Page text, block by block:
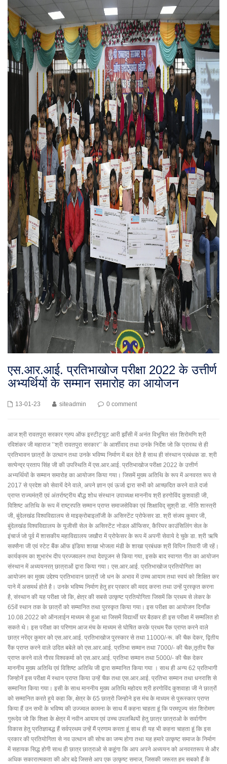
एस.आर.आई. प्रतिभाखोज परीक्षा 2022 के उत्तीर्ण
अभ्यर्थियों के सम्मान समारोह का आयोजन
13-01-23 siteadmin 0 comment
आज श्री रावतपुरा सरकार ग्रुप ऑफ इस्टीट्यूट आरी झाँसी में अनंत विभूषित संत शिरोमणि श्री
रविशंकर जी महाराज ’’श्री रावतपुरा सरकार’’ के आर्शीवाद तथा उनके निर्देश जो कि प्रारव्ध से ही
प्रतिभावन छात्रों के उत्थान तथा उनके भविष्य निर्माण में बल देते है साथ ही संस्थान प्रबंधक डा. श्री
सत्येन्द्र प्रताप सिंह जी की उपस्थिति में एस.आर.आई. प्रतिभाखोज परीक्षा 2022 के उत्तीर्ण
अभ्यर्थियों के सम्मान समारोह का आयोजन किया गया। जिसमें मुख्य अतिथि के रूप में अनवरत रूप से
2017 से प्रदेश को सेवायें देने वाले, अपने ज्ञान एवं ऊर्जा द्वारा सभी को आच्छदित करने वाले दर्जा
प्राप्त राज्यमंत्री एवं अंतर्राष्ट्रीय बौद्ध शोध संस्थान उपाध्यक्ष माननीय श्री हरगोविंद कुशवाही जी,
विशिष्ट अतिथि के रूप में राष्ट्रपति सम्मान प्राप्त समाजसेविका एवं शिक्षाविद् सुश्री डा. नीति शास्त्री
जी, बुंदेलखंड विश्वविद्यालय से माइक्रोबाइलॉजी के असिस्टेंट प्रोफेसर डा. श्री संजय कुमार जी,
बुंदेलखंड विश्वविद्यालय के यूजीसी सेल के असिस्टेंट नोडल ऑफिसर, कैरियर काउंसिलिंग सेल के
इंचार्ज जो पूर्व में शासकीय महाविद्यालय जखौरा में प्रोफेसर के रूप में अपनी सेवाये दे चुके डा. श्री ऋषि
सक्सैना जी एवं स्टेट बैंक ऑफ इंडिया शाखा भोजला मंडी के शाखा प्रबंधक श्री विपिन तिवारी जी रहें।
कार्यक्रम का शुभारंभ दीप प्रज्जवलन तथा देवपूजन से किया गया, इसके बाद स्वागत गीत का आयोजन
संस्थान में अध्ययनरत् छात्राओं द्वारा किया गया। एस.आर.आई. प्रतिभाखोज प्रतियोगिता का
आयोजन का मुख्य उद्देश्य प्रतिभावान छात्रों जो धन के अभाव में उच्च आयाम तथा स्वयं को शिक्षित कर
पाने में असमर्थ होते है। उनके भविष्य निर्माण हेतु हर प्रकार की मदद करना तथा उन्हें पुरस्कृत करना
है, संस्थान की यह परीक्षा जो कि, क्षेत्र की सबसे उत्कृष्ट प्रतियोगिता जिसमें कि प्रथम से लेकर के
65वें स्थान तक के छात्रों को सम्मानित तथा पुरस्कृत किया गया। इस परीक्षा का आयोजन दिनाँक
10.08.2022 को ऑनलाईन माध्यम से हुआ था जिसमें विद्यार्थी घर बैठकर ही इस परीक्षा में सम्मलित हो
सकते थे। इस परीक्षा का परिणाम आज मंच के माध्यम से घोषित करके प्रथम रैंक प्राप्त करने वाले
छात्र नरेंद्र कुमार को एस.आर.आई. प्रतिभाखोज पुरस्कार से तथा 11000/-रू. की चैक देकर, द्वितीय
रैंक प्राप्त करने वाले उदित बबेले को एस.आर.आई. प्रतिभा सम्मान तथा 7000/- की चैक,तृतीय रैंक
प्राप्त करने वाले गौरव विश्वकर्मा को एस.आर.आई. प्रतिभा सम्मान तथा 5000/- की चैक देकर
माननीय मुख्य अतिथि एवं विशिष्ट अतिथि जी द्वारा सम्मानित किया गया । साथ ही अन्य 62 प्रतिभागी
जिन्होनें इस परीक्षा में स्थान प्राप्त किया उन्हें चैक तथा एस.आर.आई. प्रतिभा सम्मान तथा धनराशि से
सम्मानित किया गया। इसी के साथ माननीय मुख्य अतिथि महोदय श्री हरगोविंद कुशवाहा जी ने छात्रों
को सम्मानित करते हुये कहा कि, क्षेत्र के 65 छात्रो जिन्होने इस मंच के माध्यम से पुरूस्कार प्राप्त
किया हैं उन सभी के भविष्य की उज्ज्वल कामना के साथ मैं कहना चाहता हूं कि परमपूज्य संत शिरोमण
गुरूदेव जो कि शिक्षा के क्षेत्र में नवीन आयाम एवं उच्च उपलब्धियों हेतु छात्र छात्राओ के सर्वागीण
विकास हेतु प्रतिज्ञाबद्ध हैं सर्वप्रथम उन्हें मैं प्रणाम करता हूं साथ ही यह भी कहना चाहता हूं कि इस
प्रकार की प्रतियोगिता से नव उत्थान की सोच का जन्म होगा तथा यह हमारे उत्कृष्ट समाज के निर्माण
में सहायक सिद्ध होगी साथ ही छात्र छात्राओ से कहूंगा कि आप अपने अध्ययन को अनवरतरूप से और
अधिक सकारात्मकता की ओर बढे जिससे आप एक उत्कृष्ट समाज, जिसकी जरूरत हम सबको हैं के